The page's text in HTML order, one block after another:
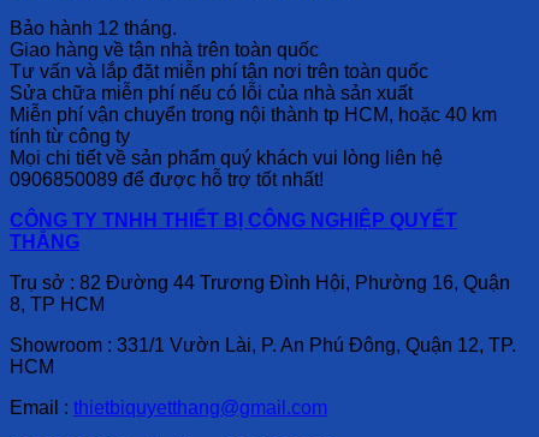
Bảo hành 12 tháng.
Giao hàng về tận nhà trên toàn quốc
Tư vấn và lắp đặt miễn phí tận nơi trên toàn quốc
Sửa chữa miễn phí nếu có lỗi của nhà sản xuất
Miễn phí vận chuyển trong nội thành tp HCM, hoặc 40 km
tính từ công ty
Mọi chi tiết về sản phẩm quý khách vui lòng liên hệ
0906850089 để được hỗ trợ tốt nhất!
CÔNG TY TNHH THIẾT BỊ CÔNG NGHIỆP QUYẾT
THẮNG
Trụ sở : 82 Đường 44 Trương Đình Hội, Phường 16, Quận
8, TP HCM
Showroom : 331/1 Vườn Lài, P. An Phú Đông, Quận 12, TP.
HCM
Email : thietbiquyetthang@gmail.com